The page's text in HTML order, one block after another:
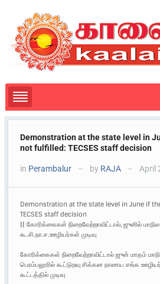
Demonstration at the state level in
not fulfilled: TECSES staff decision
in Perambalur — by RAJA — April
Demonstration at the state level in June if
TECSES staff decision
|| கோரிக்கைகள் நிறைவேற்றாவிட்டால், ஜுனில்
கூ.சி.நா.ச.ஊழியர்கள் முடிவு
கோரிக்கைகள் நிறைவேற்றாவிட்டால் ஜுன் மாதம்
பெரம்பலூரில் கூட்டுறவு சிக்கன நாணய சங்க
கூட்டத்தில் முடிவு